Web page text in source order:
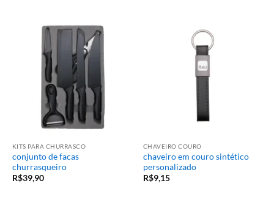
KITS PARA CHURRASCO
conjunto de facas
churrasqueiro
R$39,90
CHAVEIRO COURO
chaveiro em couro sintético
personalizado
R$9,15